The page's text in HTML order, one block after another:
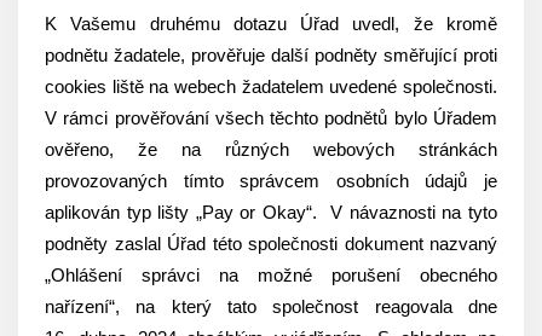
K Vašemu druhému dotazu Úřad uvedl, že kromě
podnětu žadatele, prověřuje další podněty směřující proti
cookies liště na webech žadatelem uvedené společnosti.
V rámci prověřování všech těchto podnětů bylo Úřadem
ověřeno, že na různých webových stránkách
provozovaných tímto správcem osobních údajů je
aplikován typ lišty „Pay or Okay“. V návaznosti na tyto
podněty zaslal Úřad této společnosti dokument nazvaný
„Ohlášení správci na možné porušení obecného
nařízení“, na který tato společnost reagovala dne